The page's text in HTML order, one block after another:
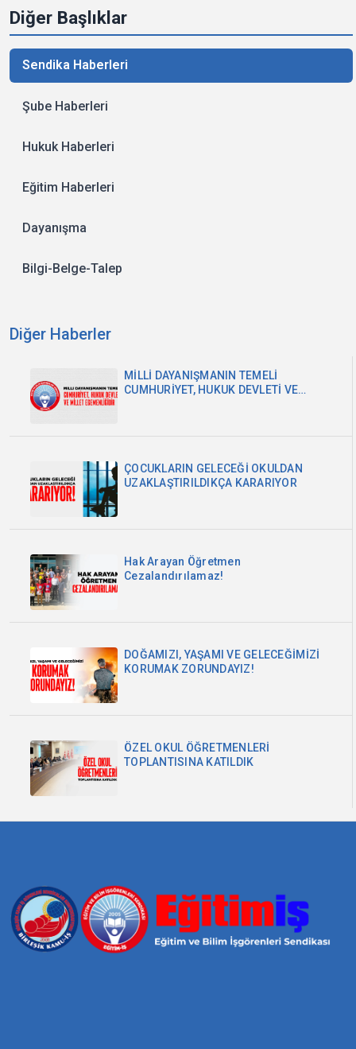
Diğer Başlıklar
Sendika Haberleri
Şube Haberleri
Hukuk Haberleri
Eğitim Haberleri
Dayanışma
Bilgi-Belge-Talep
Diğer Haberler
MİLLİ DAYANIŞMANIN TEMELİ
CUMHURİYET, HUKUK DEVLETİ VE
ÇOCUKLARIN GELECEĞİ OKULDAN
UZAKLAŞTIRILDIKÇA KARARIYOR
Hak Arayan Öğretmen
Cezalandırılamaz!
DOĞAMIZI, YAŞAMI VE GELECEĞİMİZİ
KORUMAK ZORUNDAYIZ!
ÖZEL OKUL ÖĞRETMENLERİ
TOPLANTISINA KATILDIK